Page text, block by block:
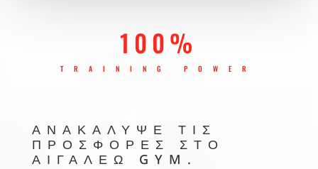
100%
TRAINING POWER
ΑΝΑΚΆΛΥΨΕ ΤΙΣ
ΠΡΟΣΦΟΡΈΣ ΣΤΟ
ΑΙΓΑΛΕΩ GYM.